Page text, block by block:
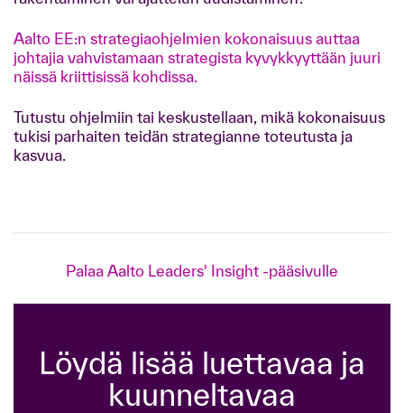
Aalto EE:n strategiaohjelmien kokonaisuus auttaa
johtajia vahvistamaan strategista kyvykkyyttään juuri
näissä kriittisissä kohdissa.
Tutustu ohjelmiin tai keskustellaan, mikä kokonaisuus
tukisi parhaiten teidän strategianne toteutusta ja
kasvua.
Palaa Aalto Leaders' Insight -pääsivulle
Löydä lisää luettavaa ja
kuunneltavaa